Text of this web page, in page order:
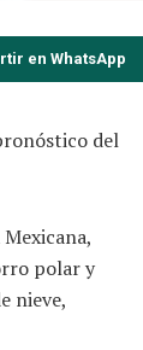
en WhatsApp
del
polar y
nieve,